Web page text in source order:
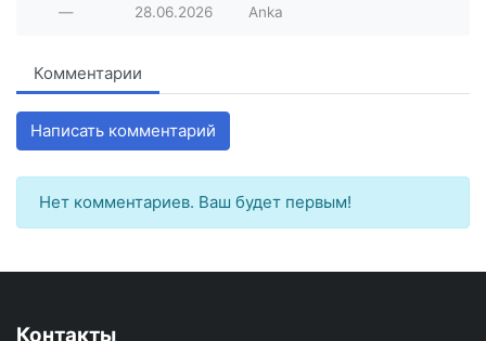
— 28.06.2026 Anka
Комментарии
Написать комментарий
Нет комментариев. Ваш будет первым!
Контакты